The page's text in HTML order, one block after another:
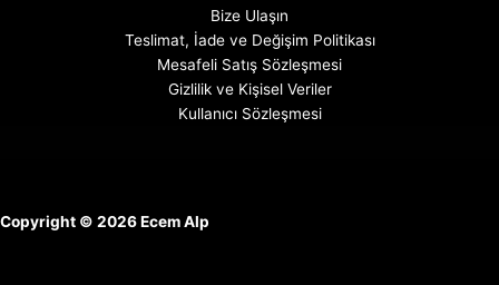
Bize Ulaşın
Teslimat, İade ve Değişim Politikası
Mesafeli Satış Sözleşmesi
Gizlilik ve Kişisel Veriler
Kullanıcı Sözleşmesi
Copyright © 2026 Ecem Alp